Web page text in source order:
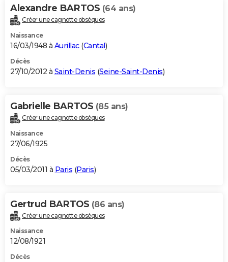
Alexandre BARTOS (64 ans)
Créer une cagnotte obsèques
Naissance
16/03/1948 à Aurillac(Cantal)
Décès
27/10/2012 à Saint-Denis (Seine-Saint-Denis)
Gabrielle BARTOS (85 ans)
Créer une cagnotte obsèques
Naissance
27/06/1925
Décès
05/03/2011 à Paris (Paris)
Gertrud BARTOS (86 ans)
Créer une cagnotte obsèques
Naissance
12/08/1921
Décès